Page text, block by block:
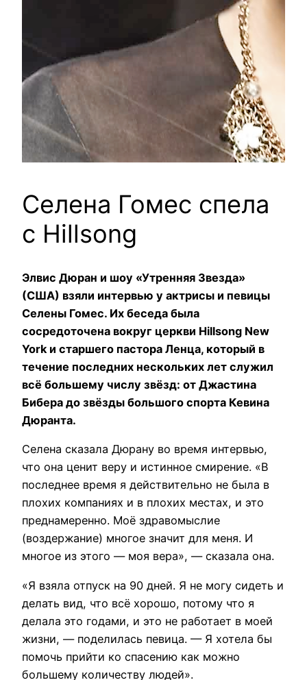
Селена Гомес спела
с Hillsong
Элвис Дюран и шоу «Утренняя Звезда»
(США) взяли интервью у актрисы и певицы
Селены Гомес. Их беседа была
сосредоточена вокруг церкви Hillsong New
York и старшего пастора Ленца, который в
течение последних нескольких лет служил
всё большему числу звёзд: от Джастина
Бибера до звёзды большого спорта Кевина
Дюранта.
Селена сказала Дюрану во время интервью,
что она ценит веру и истинное смирение. «В
последнее время я действительно не была в
плохих компаниях и в плохих местах, и это
преднамеренно. Моё здравомыслие
(воздержание) многое значит для меня. И
многое из этого — моя вера», — сказала она.
«Я взяла отпуск на 90 дней. Я не могу сидеть и
делать вид, что всё хорошо, потому что я
делала это годами, и это не работает в моей
жизни, — поделилась певица. — Я хотела бы
помочь прийти ко спасению как можно
большему количеству людей».